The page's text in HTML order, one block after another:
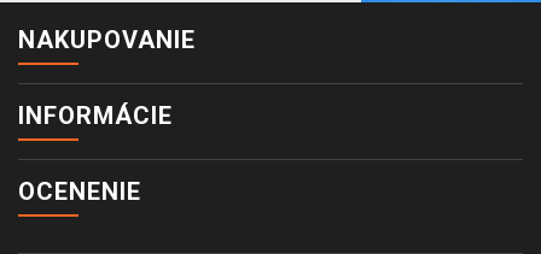
NAKUPOVANIE
INFORMÁCIE
OCENENIE